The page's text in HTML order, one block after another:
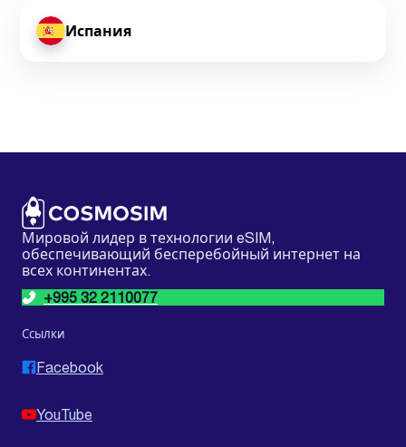
Испания
Мировой лидер в технологии eSIM,
обеспечивающий бесперебойный интернет на
всех континентах.
+995 32 2110077
Ссылки
Facebook
YouTube